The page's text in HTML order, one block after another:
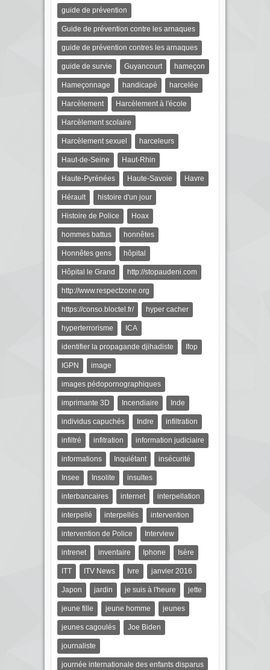
guide de prévention
Guide de prévention contre les arnaques
guide de prévention contres les arnaques
guide de survie Guyancourt hameçon
Hameçonnage handicapé harcelée
Harcèlement Harcèlement à l'école
Harcèlement scolaire
Harcèlement sexuel harceleurs
Haut-de-Seine Haut-Rhin
Haute-Pyrénées Haute-Savoie Havre
Hérault histoire d'un jour
Histoire de Police Hoax
hommes battus honnêtes
Honnêtes gens hôpital
Hôpital le Grand http://stopaudeni.com
http://www.respectzone.org
https://conso.bloctel.fr/ hyper cacher
hyperterrorisme ICA
identifier la propagande djihadiste Ifop
IGPN image
images pédopornographiques
imprimante 3D Incendiaire Inde
individus capuchés Indre infiltration
infiltré infitration information judiciaire
informations Inquiétant insécurité
Insee Insolite insultes
interbancaires internet interpellation
interpellé interpellés intervention
intervention de Police Interview
intrenet inventaire Iphone Isère
ITT ITV News Ivre janvier 2016
Japon jardin je suis à l'heure jette
jeune fille jeune homme jeunes
jeunes cagoulés Joe Biden
journaliste
journée internationale des enfants disparus